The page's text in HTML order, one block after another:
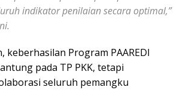
indikator penilaian secara optimal,”
keberhasilan Program PAAREDI
pada TP PKK, tetapi
seluruh pemangku